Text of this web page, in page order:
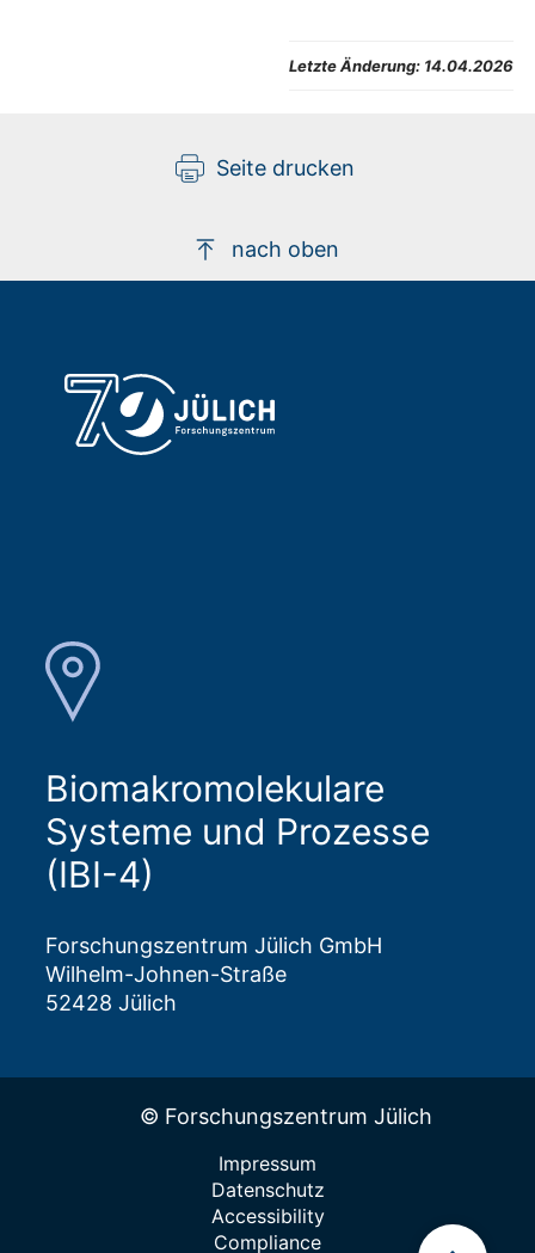
Letzte Änderung: 14.04.2026
Seite drucken
nach oben
Biomakromolekulare
Systeme und Prozesse
(IBI-4)
Forschungszentrum Jülich GmbH
Wilhelm-Johnen-Straße
52428 Jülich
© Forschungszentrum Jülich
Impressum
Datenschutz
Accessibility
Compliance